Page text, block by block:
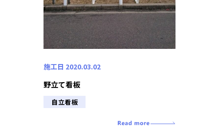
施工日 2020.03.02
野立て看板
自立看板